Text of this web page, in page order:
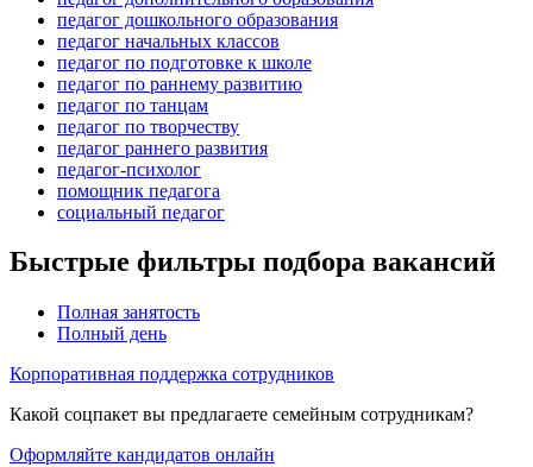
педагог дошкольного образования
педагог начальных классов
педагог по подготовке к школе
педагог по раннему развитию
педагог по танцам
педагог по творчеству
педагог раннего развития
педагог-психолог
помощник педагога
социальный педагог
Быстрые фильтры подбора вакансий
Полная занятость
Полный день
Корпоративная поддержка сотрудников
Какой соцпакет вы предлагаете семейным сотрудникам?
Оформляйте кандидатов онлайн